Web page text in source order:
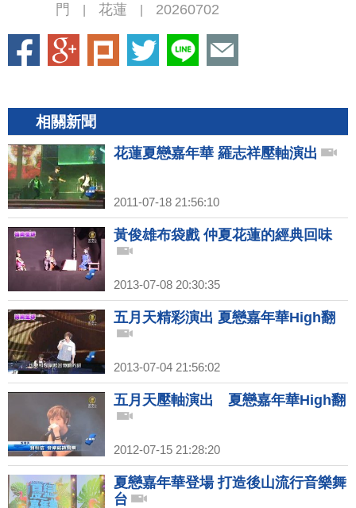
門
花蓮 20260702
相關新聞
花蓮夏戀嘉年華 羅志祥壓軸演出
2011-07-18 21:56:10
黃俊雄布袋戲 仲夏花蓮的經典回味
2013-07-08 20:30:35
五月天精彩演出 夏戀嘉年華High翻
2013-07-04 21:56:02
五月天壓軸演出 夏戀嘉年華High翻
2012-07-15 21:28:20
夏戀嘉年華登場 打造後山流行音樂舞
台